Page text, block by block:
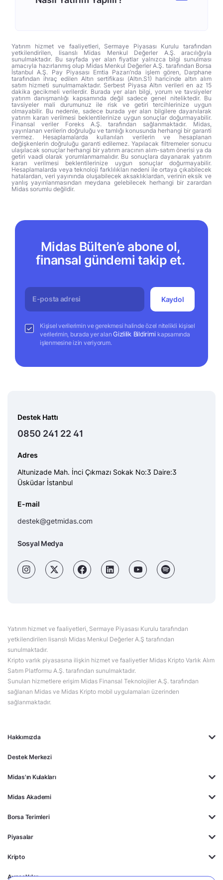
Yatırım hizmet ve faaliyetleri, Sermaye Piyasası Kurulu tarafından
yetkilendirilen, lisanslı Midas Menkul Değerler A.Ş. aracılığıyla
sunulmaktadır. Bu sayfada yer alan fiyatlar yalnızca bilgi sunulması
amacıyla hazırlanmış olup Midas Menkul Değerler A.Ş. tarafından Borsa
İstanbul A.Ş. Pay Piyasası Emtia Pazarı’nda işlem gören, Darphane
tarafından ihraç edilen Altın sertifikası (Altın.S1) haricinde altın alım
satım hizmeti sunulmamaktadır. Serbest Piyasa Altın verileri en az 15
dakika gecikmeli verilerdir. Burada yer alan bilgi, yorum ve tavsiyeler
yatırım danışmanlığı kapsamında değil sadece genel niteliktedir. Bu
tavsiyeler mali durumunuz ile risk ve getiri tercihlerinize uygun
olmayabilir. Bu nedenle, sadece burada yer alan bilgilere dayanılarak
yatırım kararı verilmesi beklentilerinize uygun sonuçlar doğurmayabilir.
Finansal veriler Foreks A.Ş. tarafından sağlanmaktadır. Midas,
yayınlanan verilerin doğruluğu ve tamlığı konusunda herhangi bir garanti
vermez. Hesaplamalarda kullanılan verilerin ve hesaplanan
değişkenlerin doğruluğu garanti edilemez. Yapılacak filtremeler sonucu
ulaşılacak sonuçlar herhangi bir yatırım aracının alım-satım önerisi ya da
getiri vaadi olarak yorumlanmamalıdır. Bu sonuçlara dayanarak yatırım
kararı verilmesi beklentilerinize uygun sonuçlar doğurmayabilir.
Hesaplamalarda veya teknoloji farklılıkları nedeni ile ortaya çıkabilecek
hatalardan, veri yayınında oluşabilecek aksaklıklardan, verinin eksik ve
yanlış yayınlanmasından meydana gelebilecek herhangi bir zarardan
Midas sorumlu değildir.
Midas Bülten’e abone ol,
finansal gündemi takip et.
Kaydol
Kişisel verilerimin ve gerekmesi halinde özel nitelikli kişisel
verilerimin, burada yer alanGizlilik Bildirimi kapsamında
işlenmesine izin veriyorum.
Hakkımızda
Destek Merkezi
Midas'ın Kulakları
Midas Akademi
Borsa Terimleri
Piyasalar
Kripto
Ayrıcalıklar
Destek Hattı
0850 241 22 41
Adres
Altunizade Mah. İnci Çıkmazı Sokak No:3 Daire:3
Üsküdar İstanbul
E-mail
destek@getmidas.com
Sosyal Medya
Yatırım hizmet ve faaliyetleri, Sermaye Piyasası Kurulu tarafından
yetkilendirilen lisanslı Midas Menkul Değerler A.Ş tarafından
sunulmaktadır.
Kripto varlık piyasasına ilişkin hizmet ve faaliyetler Midas Kripto Varlık Alım
Satım Platformu A.Ş. tarafından sunulmaktadır.
Sunulan hizmetlere erişim Midas Finansal Teknolojiler A.Ş. tarafından
sağlanan Midas ve Midas Kripto mobil uygulamaları üzerinden
sağlanmaktadır.